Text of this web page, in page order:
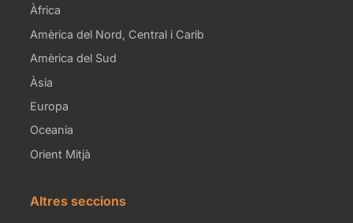
Àfrica
Amèrica del Nord, Central i Carib
Amèrica del Sud
Àsia
Europa
Oceania
Orient Mitjà
Altres seccions